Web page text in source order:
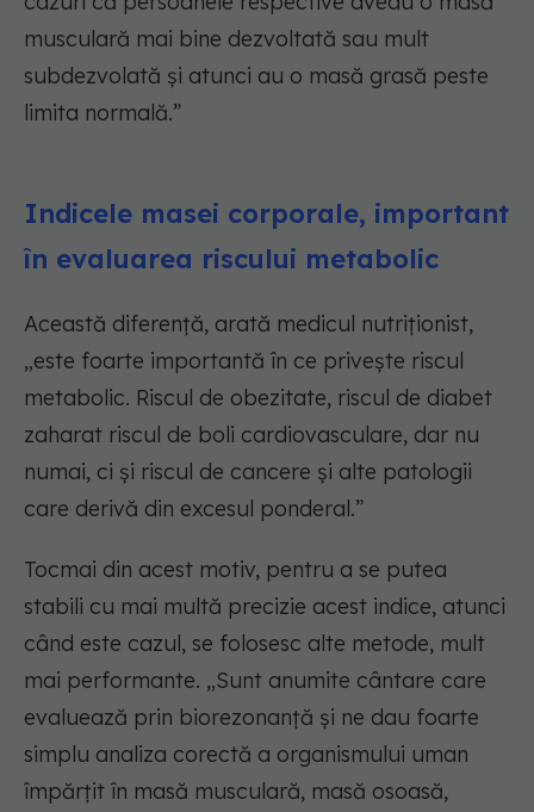
musculară mai bine dezvoltată sau mult
subdezvolată și atunci au o masă grasă peste
limita normală.”
Indicele masei corporale, important
în evaluarea riscului metabolic
Această diferență, arată medicul nutriționist,
„este foarte importantă în ce privește riscul
metabolic. Riscul de obezitate, riscul de diabet
zaharat riscul de boli cardiovasculare, dar nu
numai, ci și riscul de cancere și alte patologii
care derivă din excesul ponderal.”
Tocmai din acest motiv, pentru a se putea
stabili cu mai multă precizie acest indice, atunci
când este cazul, se folosesc alte metode, mult
mai performante. „Sunt anumite cântare care
evaluează prin biorezonanță și ne dau foarte
simplu analiza corectă a organismului uman
împărțit în masă musculară, masă osoasă,